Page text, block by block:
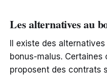
Les alternatives au
Il existe des
bonus-malus. Certaines
proposent des contrats